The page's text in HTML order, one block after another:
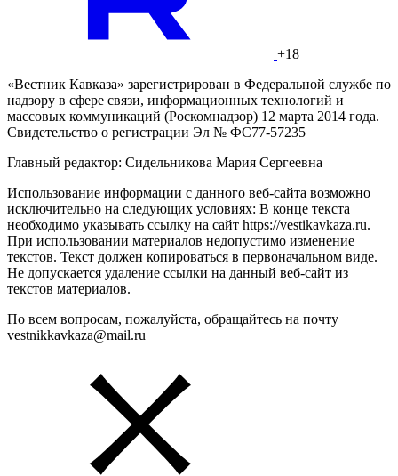
+18
«Вестник Кавказа» зарегистрирован в Федеральной службе по
надзору в сфере связи, информационных технологий и
массовых коммуникаций (Роскомнадзор) 12 марта 2014 года.
Свидетельство о регистрации Эл № ФС77-57235
Главный редактор: Сидельникова Мария Сергеевна
Использование информации с данного веб-сайта возможно
исключительно на следующих условиях: В конце текста
необходимо указывать ссылку на сайт https://vestikavkaza.ru.
При использовании материалов недопустимо изменение
текстов. Текст должен копироваться в первоначальном виде.
Не допускается удаление ссылки на данный веб-сайт из
текстов материалов.
По всем вопросам, пожалуйста, обращайтесь на почту
vestnikkavkaza@mail.ru